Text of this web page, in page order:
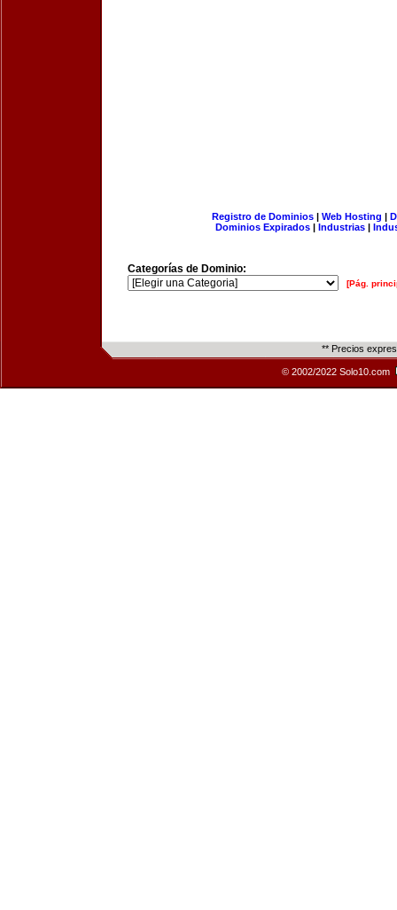
Registro de Dominios| Web Hosting |
Dominios Expirados | Industrias |
Categorías de Dominio:
[Pág.
** Precios
© 2002/2022 Solo10.com